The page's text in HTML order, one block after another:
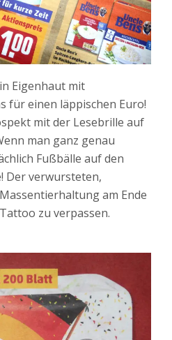
Eigenhaut mit
für einen läppischen Euro!
mit der Lesebrille auf
man ganz genau
Fußbälle auf den
Der verwursteten,
am Ende
zu verpassen.